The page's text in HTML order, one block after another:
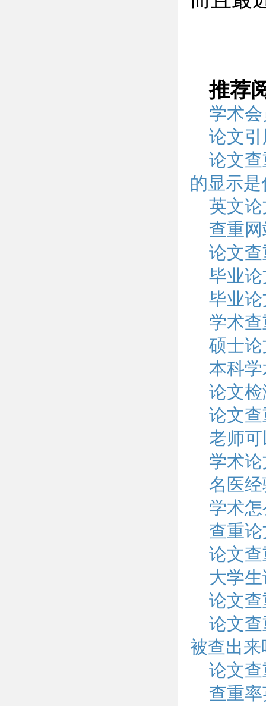
推荐
学术
论文
论文
的显示
英文
查重
论文
毕业
毕业
学术
硕士
本科
论文
论文
老师
学术
名医
学术
查重
论文
大学
论文
论文
被查出来
论文
查重